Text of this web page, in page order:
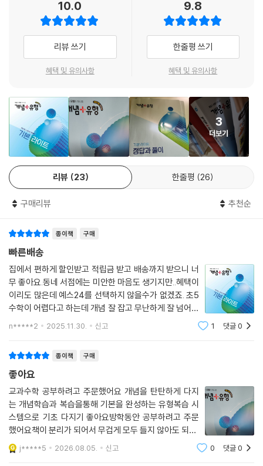
⑤ 1 ㎠보다 더 큰 넓이의 단위
⑥ 평행사변형의 넓이
⑦ 삼각형의 넓이
⑧ 사다리꼴의 넓이
⑨ 마름모의 넓이
10.0
리뷰 쓰기
혜택 및 유의사항
9.8
한줄평 쓰기
혜택 및 유의사항
3
더보기
리뷰 23 한줄평 26
구매리뷰 추천순
종이책 구매
빠른배송
집에서 편하게 할인받고 적립금 받고 배송까지 받으니 너
무 좋아요.동네 서점에는 미안한 마음도 생기지만..혜택이
이리도 많은데 예스24를 선택하지 않을수가 없겠죠. 초5
수학이 어렵다고 하는데 개념 잘 잡고 무난하게 잘 넘어갈
수 있기를 바라는 마음입니다ㅎㅎ
n*****2 2025.11.30. 신고 1 댓글0
종이책 구매
좋아요
교과수학 공부하려고 주문했어요 개념을 탄탄하게 다지
는 개념학습과 복습을통해 기본을 완성하는 유형복습 시
스템으로 기초 다지기 좋아요방학동안 공부하려고 주문
했어요책이 분리가 되어서 무겁게 모두 들지 않아도 되니
편하고 좋습니다아
j*****5 2026.08.05. 신고 0 댓글0